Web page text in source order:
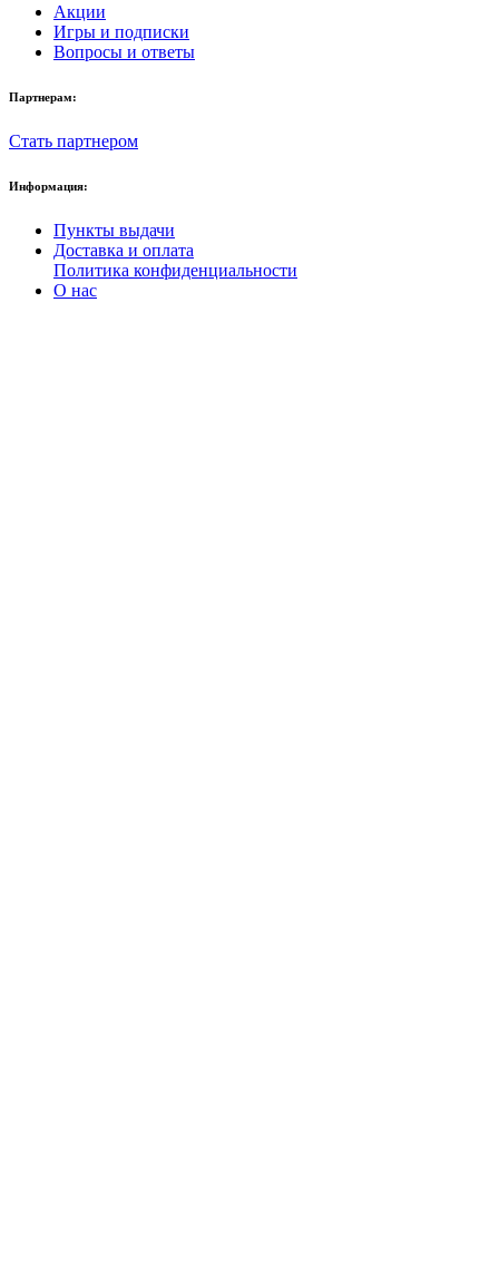
Акции
Игры и подписки
Вопросы и ответы
Партнерам:
Стать партнером
Информация:
Пункты выдачи
Доставка и оплата
Политика конфиденциальности
О нас